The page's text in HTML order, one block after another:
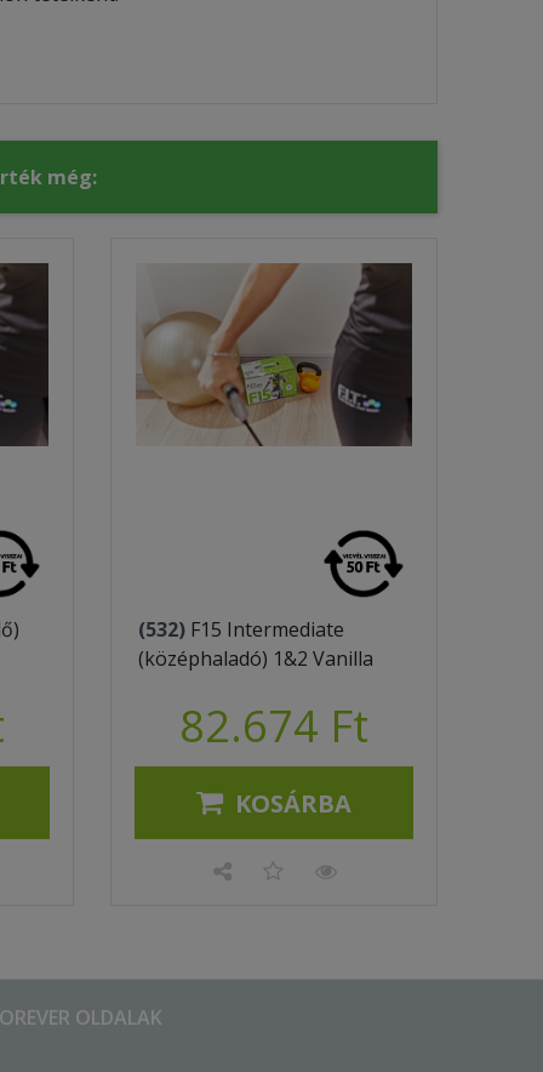
még:
(532) F15 Intermediate
(középhaladó) 1&2 Vanilla
82.674 Ft
KOSÁRBA
OLDALAK